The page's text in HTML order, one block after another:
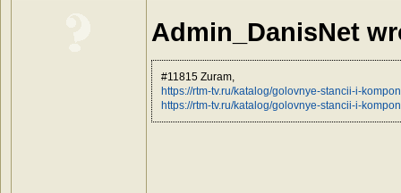
Admin_DanisNet
#11815 Zuram,
https://rtm-tv.ru/katalog/golovnye-stancii-i-
https://rtm-tv.ru/katalog/golovnye-stancii-i-